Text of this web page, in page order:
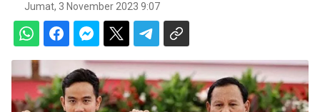
Jumat, 3 November 2023 9:07